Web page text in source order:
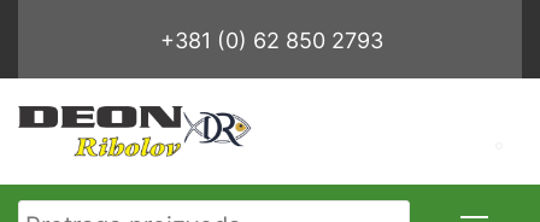
+381 (0) 62 850 2793